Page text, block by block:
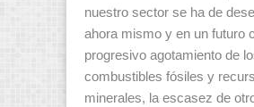
nuestro sector se ha de
ahora mismo y en un futuro
progresivo agotamiento de
combustibles fósiles y
minerales, la escasez de